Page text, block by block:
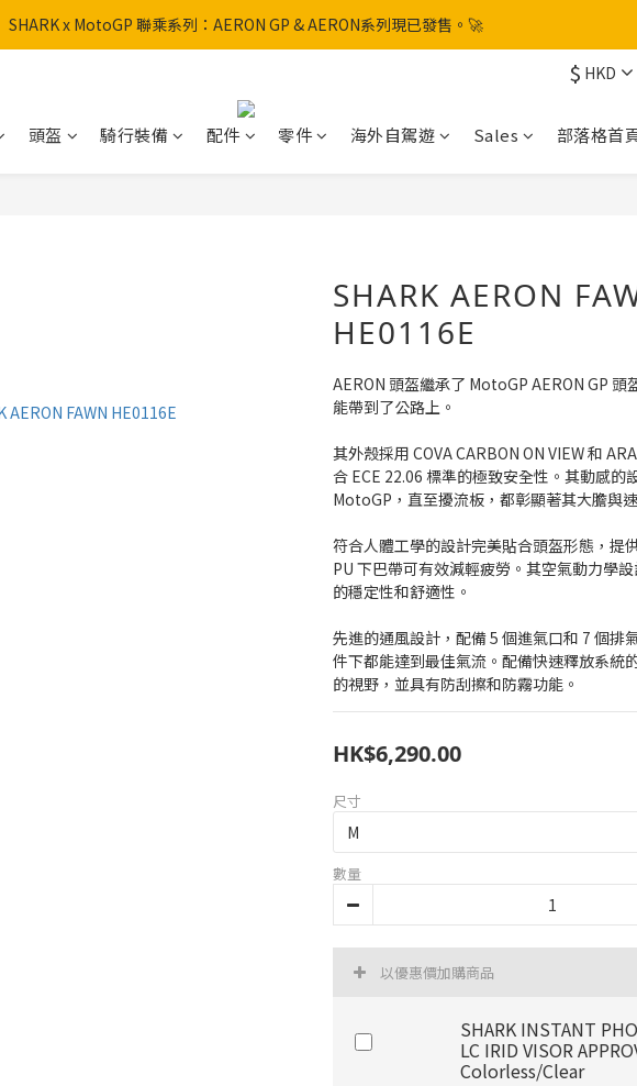
SHARK x MotoGP 聯乘系列：AERON GP & AERON系列現已發售。🚀
SHARK x MotoGP 聯乘系列：AERON GP & AERON系列現已發售。🚀
香港訂單滿HK$600免運費
$ HKD
頭盔 騎行裝備 配件 零件 海外自駕遊 Sales 部落格首
SHARK AERON
HE0116E
AERON 頭盔繼承了 MotoGP AERON GP 頭
能帶到了公路上。
其外殼採用 COVA CARBON ON VIEW 和
合 ECE 22.06 標準的極致安全性。其動感的
MotoGP，直至擾流板，都彰顯著其大膽與
符合人體工學的設計完美貼合頭盔形態，提
PU 下巴帶可有效減輕疲勞。其空氣動力學
的穩定性和舒適性。
先進的通風設計，配備 5 個進氣口和 7 個排
件下都能達到最佳氣流。配備快速釋放系統
的視野，並具有防刮擦和防霧功能。
HK$6,290.00
尺寸
數量
以優惠價加購商品
SHARK INSTANT
LC IRID VISOR
Colorless/Clear